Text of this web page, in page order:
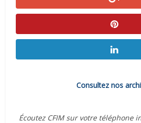
Consultez nos
Écoutez CFIM sur votre téléphone